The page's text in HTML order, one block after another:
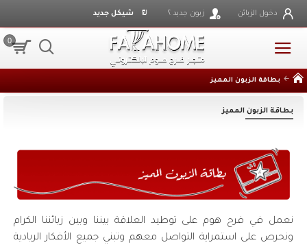
دخول الزبائن زبون جديد ؟ ₪ شيكل جديد
0
بطاقة الزبون المميز
بطاقة الزبون المميز
نعمل في فرح هوم على توطيد العلاقة بيننا وبين زبائننا الكرام
ونحرص على استمراية التواصل معهم وتبني جميع الأفكار الريادية